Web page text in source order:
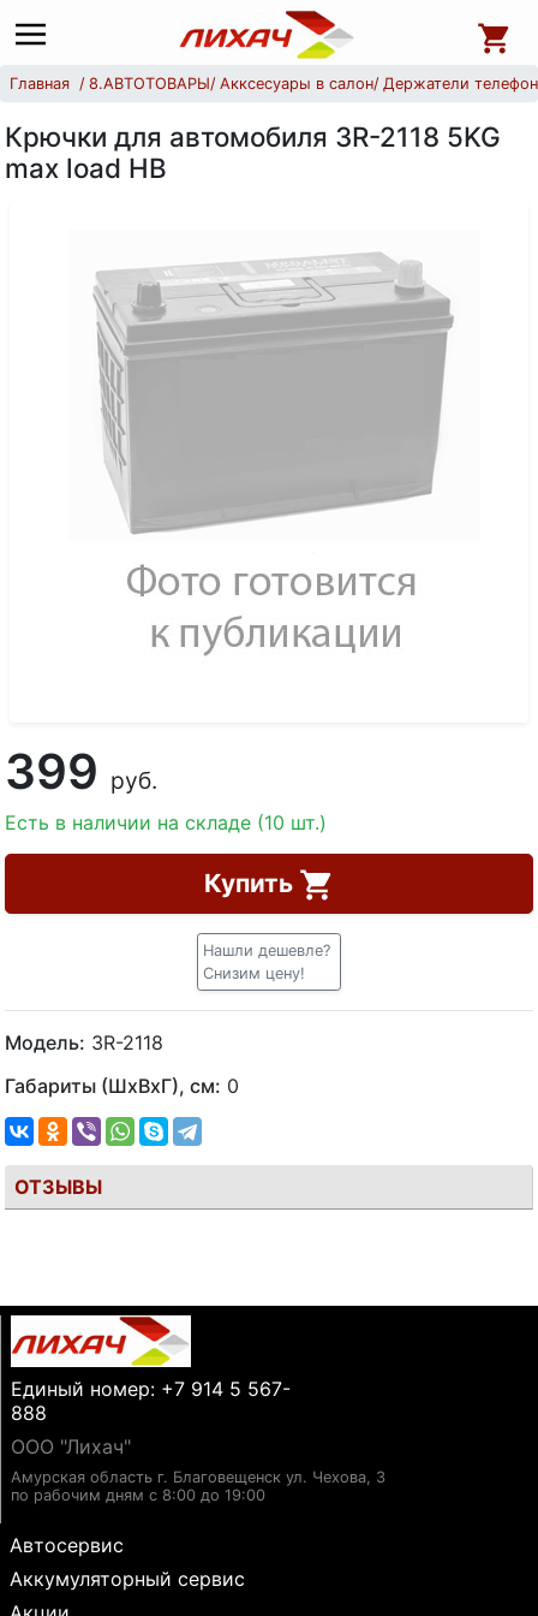
Главная 8.АВТОТОВАРЫ Акксесуары в салон Держатели
Крючки для автомобиля 3R-2118 5KG
max load НВ
399 руб.
Есть в наличии на складе (10 шт.)
Купить
Нашли дешевле?
Снизим цену!
Модель: 3R-2118
Габариты (ШхВхГ), см: 0
ОТЗЫВЫ
Единый номер: +7 914 5 567-
888
ООО "Лихач"
Амурская область г. Благовещенск ул. Чехова, 3
по рабочим дням с 8:00 до 19:00
Автосервис
Аккумуляторный сервис